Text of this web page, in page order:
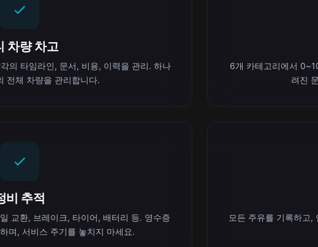
차량 차고
의 타임라인, 문서, 비용, 이력을 관리. 하나
전체 차량을 관리합니다.
6개 카테고리에서
려진
비 추적
교환, 브레이크, 타이어, 배터리 등. 영수증
며, 서비스 주기를 놓치지 마세요.
모든 주유를 기록하고,